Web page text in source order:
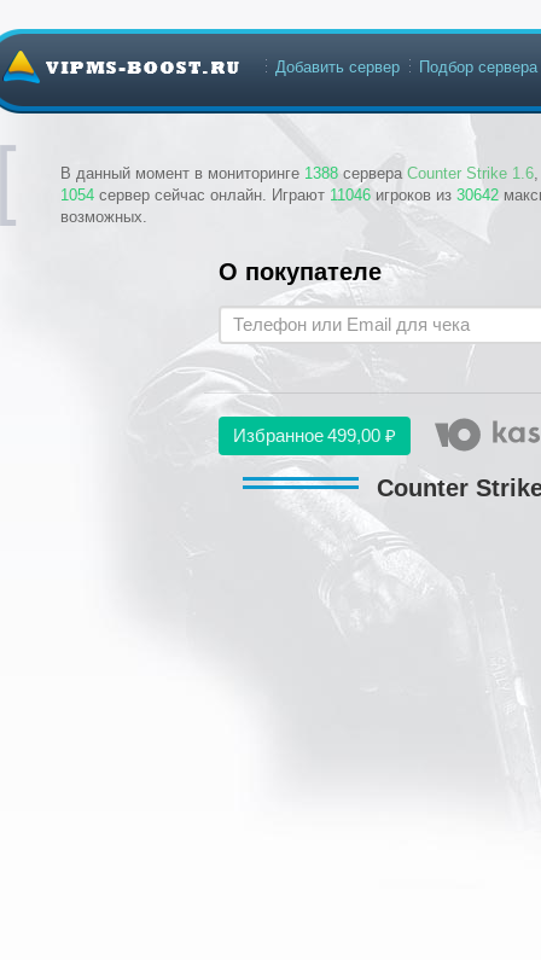
В данный момент в мониторинге 1388 сервера Counter Strike 1.6
1054 сервер сейчас онлайн. Играют 11046 игроков из 30642
возможных.
Добавить сервер Подбор сервера
О покупателе
Избранное499,00 ₽
Counter